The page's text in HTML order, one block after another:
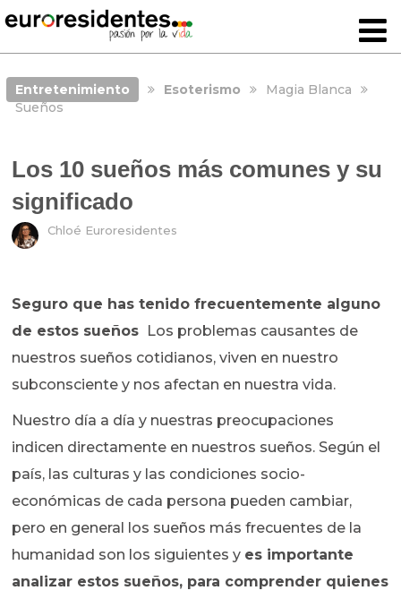
Entretenimiento Esoterismo
Magia Blanca
Sueños
Los 10 sueños más comunes y su
significado
Chloé Euroresidentes
Seguro que has tenido frecuentemente alguno
de estos sueños
Los problemas causantes de
nuestros sueños cotidianos, viven en nuestro
subconsciente y nos afectan en nuestra vida.
Nuestro día a día y nuestras preocupaciones
indicen directamente en nuestros sueños. Según el
país, las culturas y las condiciones socio-
económicas de cada persona pueden cambiar,
pero en general los sueños más frecuentes de la
humanidad son los siguientes y es importante
analizar estos sueños, para comprender quienes